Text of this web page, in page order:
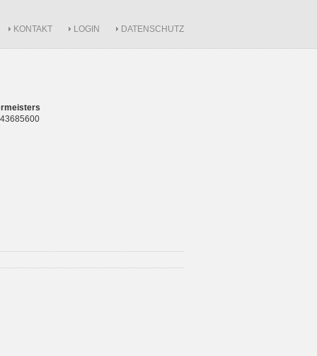
KONTAKT LOGIN DATENSCHUTZ